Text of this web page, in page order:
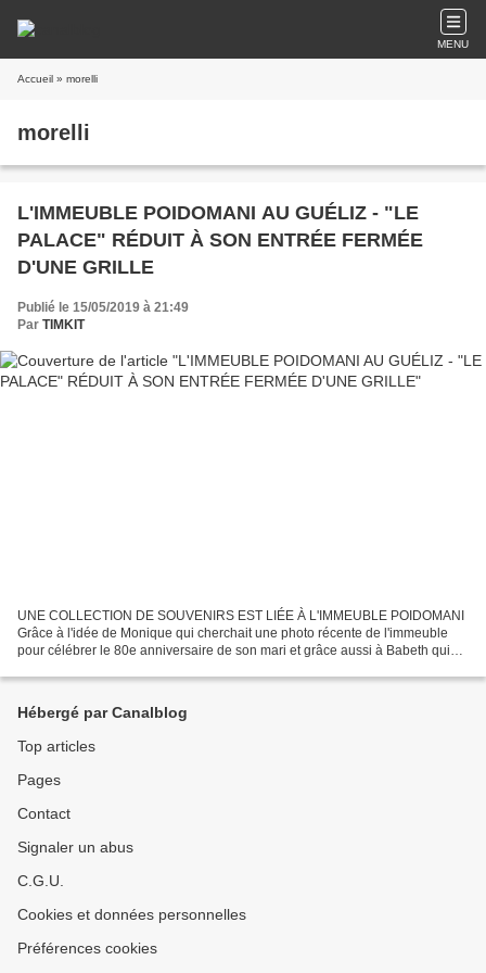
MENU
Accueil » morelli
morelli
L'IMMEUBLE POIDOMANI AU GUÉLIZ - "LE
PALACE" RÉDUIT À SON ENTRÉE FERMÉE
D'UNE GRILLE
Publié le 15/05/2019 à 21:49
Par TIMKIT
UNE COLLECTION DE SOUVENIRS EST LIÉE À L'IMMEUBLE POIDOMANI
Grâce à l'idée de Monique qui cherchait une photo récente de l'immeuble
pour célébrer le 80e anniversaire de son mari et grâce aussi à Babeth qui
Hébergé par Canalblog
Top articles
Pages
Contact
Signaler un abus
C.G.U.
Cookies et données personnelles
Préférences cookies